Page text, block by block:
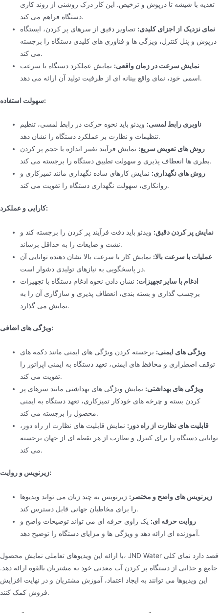
تغذیه با شیشه تا درپوش و ترخیص. این کار درک روشنی از روند کاری
دستگاه فراهم می کند.
نمای نزدیک از اجزای کلیدی: تصاویر دقیق از سرهای پر کردن، ایستگاه
درپوش و پنل کنترل، ویژگی ها و فناوری های کلیدی دستگاه را برجسته
می کند.
نمایش سرعت در زمان واقعی: نمایش عملکرد دستگاه با سرعت
اسمی خود، نمای واقع بینانه ای از ظرفیت تولید آن ارائه می دهد.
سهولت استفاده:
ناوبری رابط لمسی: ویدئو باید نحوه حرکت در رابط لمسی، تنظیم
تنظیمات و نظارت بر عملکرد دستگاه را نشان دهد.
روش های تعویض سریع: نمایش فرآیند تغییر اندازه یا حجم پر کردن
بطری ها انعطاف پذیری و سهولت تطبیق دستگاه را برجسته می کند.
روش های نگهداری: نمایش کارهای ساده نگهداری مانند تمیزکاری و
روانکاری، سهولت نگهداری دستگاه را تقویت می کند.
کارایی و عملکرد:
نمایش پر کردن دقیق: ویدئو باید دقت فرآیند پر کردن را برجسته کند و
نشت و ضایعات را به حداقل برساند.
عملیات با سرعت بالا: نمایش کار با سرعت بالا نشان دهنده توانایی آن
در پاسخگویی به نیازهای تولیدی دشوار است.
ادغام با سایر تجهیزات: نشان دادن نحوه ادغام دستگاه با تجهیزات
برچسب گذاری و بسته بندی، انعطاف پذیری و سازگاری آن را به
نمایش می گذارد.
ویژگی های اضافی:
ویژگی های ایمنی: برجسته کردن ویژگی های ایمنی مانند دکمه های
توقف اضطراری و محافظ های ایمنی، تعهد دستگاه به ایمنی اپراتور را
تقویت می کند.
ویژگی های بهداشتی: نمایش ویژگی های بهداشتی مانند سرهای پر
کردن بسته و چرخه های خودکار تمیزکاری، تعهد دستگاه به ایمنی
محصول را برجسته می کند.
قابلیت های نظارت از راه دور: نمایش قابلیت های نظارت از راه دور،
توانایی دستگاه را برای کنترل و نظارت از هر نقطه ای از جهان برجسته
می کند.
زیرنویس و روایت:
زیرنویس های واضح و مختصر: زیرنویس به چند زبان می تواند ویدیوها
را برای مخاطبان جهانی قابل دسترس کند.
روایت حرفه ای: یک راوی حرفه ای می تواند توضیحات واضح و
آموزنده ای ارائه دهد و ویژگی ها و مزایای دستگاه را توضیح دهد.
با ارائه این ویدیوهای تعاملی نمایش محصول، JND Water قصد دارد نمای کلی
جامع و جذابی از دستگاه پر کردن آب معدنی خود به مشتریان بالقوه ارائه دهد.
این ویدیوها می توانند به ایجاد اعتماد، آموزش مشتریان و در نهایت افزایش
فروش کمک کنند.